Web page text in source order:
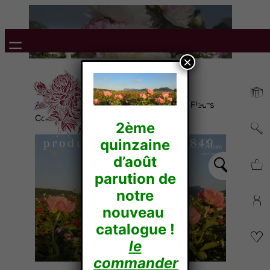
Accueil/Nos collections/ « Collection Fleurs
Coupées »
2ème
quinzaine
d’août
parution de
notre
nouveau
catalogue !
le
commander
×